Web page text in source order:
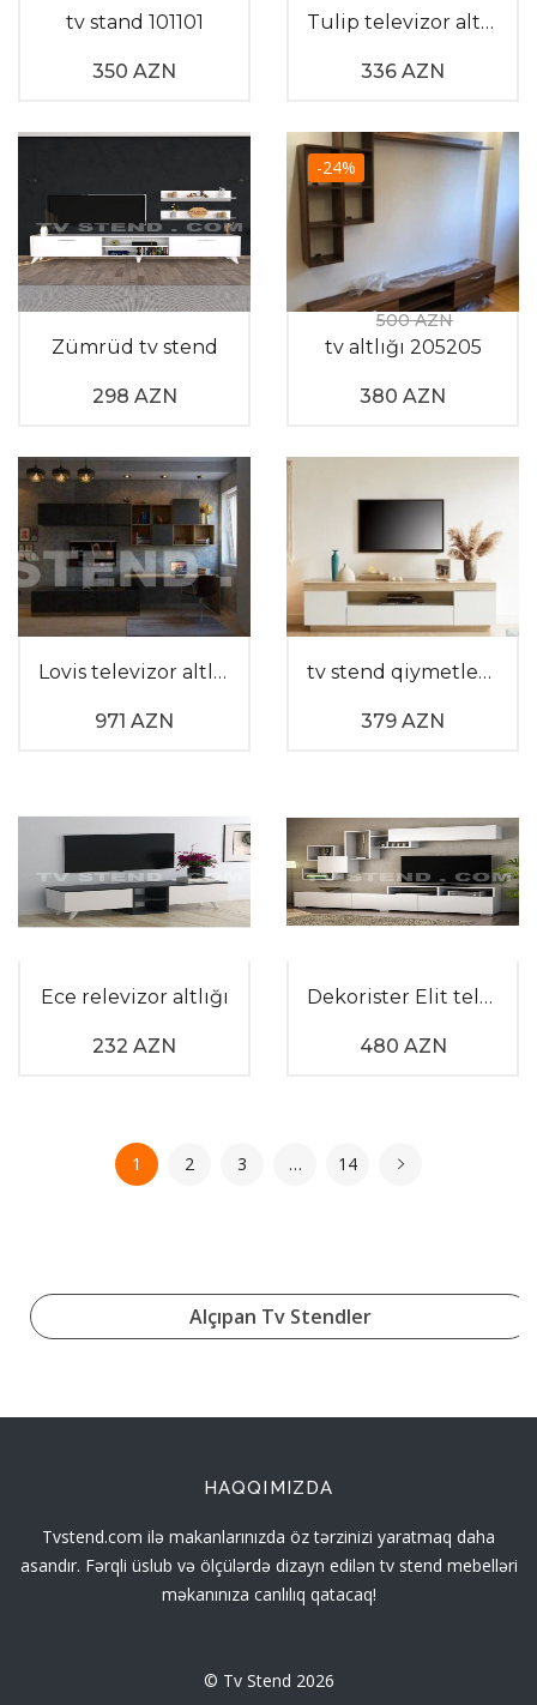
tv stand 101101
350 AZN
Tulip televizor altlığı
336 AZN
Zümrüd tv stend
298 AZN
-24%
tv altlığı 205205
380 AZN
500 AZN
Lovis televizor altlığı
971 AZN
tv stend qiymetleri 100101
379 AZN
Ece relevizor altlığı
232 AZN
Dekorister Elit televizor altlığı
480 AZN
1 2 3 … 14
Alçıpan Tv Stendler
HAQQIMIZDA
Tvstend.com ilə makanlarınızda öz tərzinizi yaratmaq daha
asandır. Fərqli üslub və ölçülərdə dizayn edilən tv stend mebelləri
məkanınıza canlılıq qatacaq!
© Tv Stend 2026